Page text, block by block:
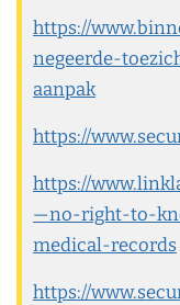
https://
negeerde-
aanpak
https://
https://
—no-right-to-
medical-records
https://